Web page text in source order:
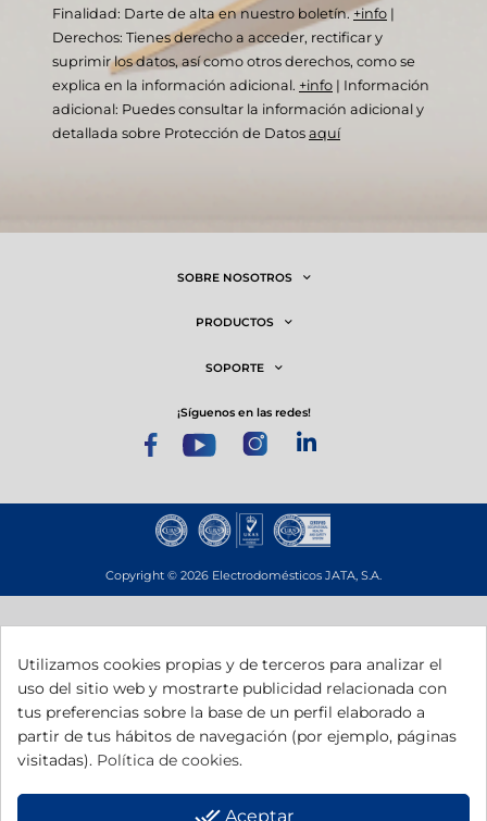
Finalidad: Darte de alta en nuestro boletín.+info |
Derechos: Tienes derecho a acceder, rectificar y
suprimir los datos, así como otros derechos, como se
explica en la información adicional. +info | Información
adicional: Puedes consultar la información adicional y
detallada sobre Protección de Datos aquí
SOBRE NOSOTROS
PRODUCTOS
SOPORTE
¡síguenos en las redes!
Copyright © 2026 Electrodomésticos JATA, S.A.
Esta empresa ha recibido una subvención del Gobierno de Navarra al
amparo de la convocatoria de 2025 de ayudas para mejora de la
Esta empresa ha recibido una subvención del Gobierno de Navarra al
amparo de la convocatoria de Fomento de la Empresa Digital Navarra
Una manera de hacer Europa.
Utilizamos cookies propias y de terceros para analizar el
uso del sitio web y mostrarte publicidad relacionada con
tus preferencias sobre la base de un perfil elaborado a
partir de tus hábitos de navegación (por ejemplo, páginas
visitadas). Política de cookies.
Aceptar